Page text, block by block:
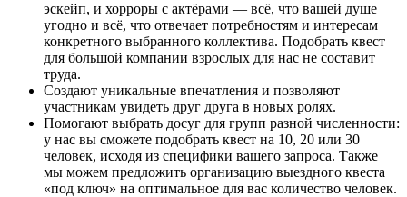
эскейп, и хорроры с актёрами — всё, что вашей душе
угодно и всё, что отвечает потребностям и интересам
конкретного выбранного коллектива. Подобрать квест
для большой компании взрослых для нас не составит
труда.
Создают уникальные впечатления и позволяют
участникам увидеть друг друга в новых ролях.
Помогают выбрать досуг для групп разной численности:
у нас вы сможете подобрать квест на 10, 20 или 30
человек, исходя из специфики вашего запроса. Также
мы можем предложить организацию выездного квеста
«под ключ» на оптимальное для вас количество человек.